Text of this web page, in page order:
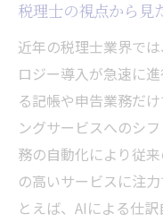
経営効率化
最新の税理士
税理士360
税理士360
税理士の働
税理士360
税理士の視
税理士の視点から見
近年の税理士業界で
ロジー導入が急速に
る記帳や申告業務だ
ングサービスへのシ
務の自動化により従
の高いサービスに注
とえば、AIによる仕